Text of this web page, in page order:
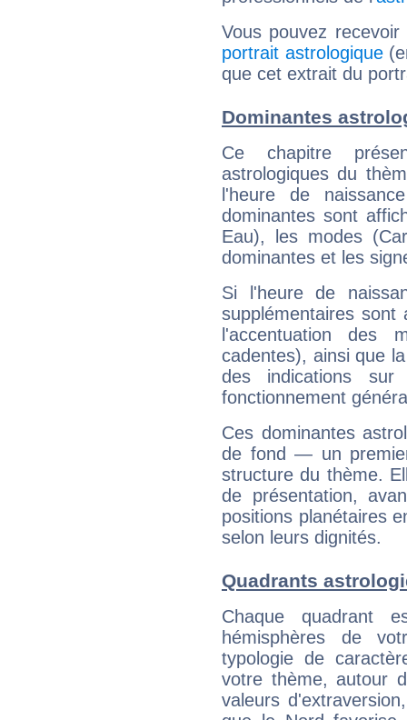
Vous pouvez
portrait astrologique
que cet extrait du
Dominantes
Ce chapitre
astrologiques du
l'heure de
dominantes sont
Eau), les modes
dominantes et les
Si l'heure de
supplémentaires sont
l'accentuation des
cadentes), ainsi que
des indications sur
fonctionnement
Ces dominantes
de fond — un
structure du thème.
de présentation,
positions planétaires
selon leurs dignités.
Quadrants
Chaque quadrant
hémisphères de
typologie de
votre thème, autour
valeurs